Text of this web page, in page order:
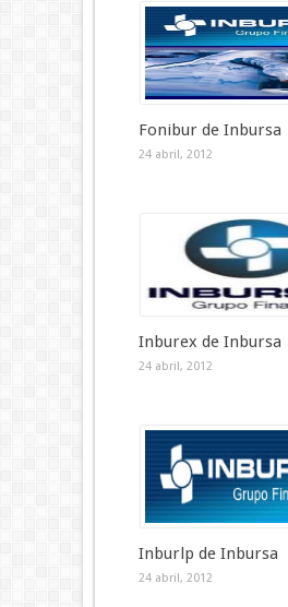
Fonibur de Inbursa
24 abril, 2012
Inburex de Inbursa
24 abril, 2012
Inburlp de Inbursa
24 abril, 2012